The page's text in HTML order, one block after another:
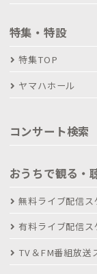
特集・特設
特集TOP
ヤマハホール
コンサート検索
おうちで観る・
無料ライブ配信ス
有料ライブ配信ス
TV＆FM番組放送